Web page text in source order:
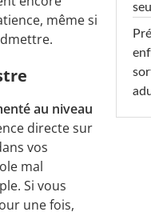
même si
au niveau
directe sur
vos
mal
Si vous
une fois,